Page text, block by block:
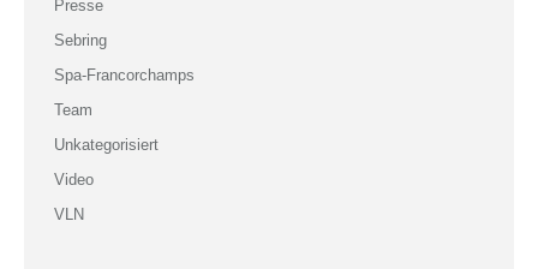
Presse
Sebring
Spa-Francorchamps
Team
Unkategorisiert
Video
VLN